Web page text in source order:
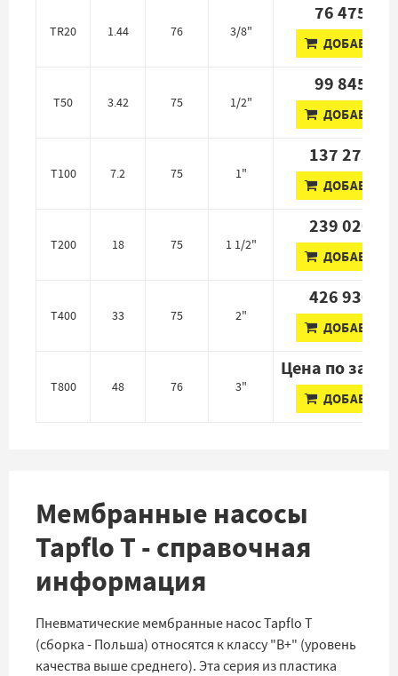
TR20 1.44 76 3/8"
76 475 ₽
ДОБАВИТЬ
T50 3.42 75 1/2"
99 845 ₽
ДОБАВИТЬ
T100 7.2 75 1"
137 275 ₽
ДОБАВИТЬ
T200 18 75 1 1/2"
239 020 ₽
ДОБАВИТЬ
T400 33 75 2"
426 930 ₽
ДОБАВИТЬ
T800 48 76 3"
Цена по
ДОБАВИТЬ
Мембранные насосы
Tapflo T - справочная
информация
Пневматические мембранные насос Tapflo T
(сборка - Польша) относятся к классу "B+" (уровень
качества выше среднего). Эта серия из пластика